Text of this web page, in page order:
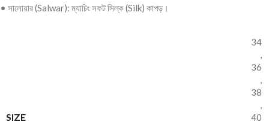
• সালোয়ার (Salwar): ম্যাচিং সফট সিল্ক (Silk) কাপড়।
SIZE
34
,
36
,
38
,
40